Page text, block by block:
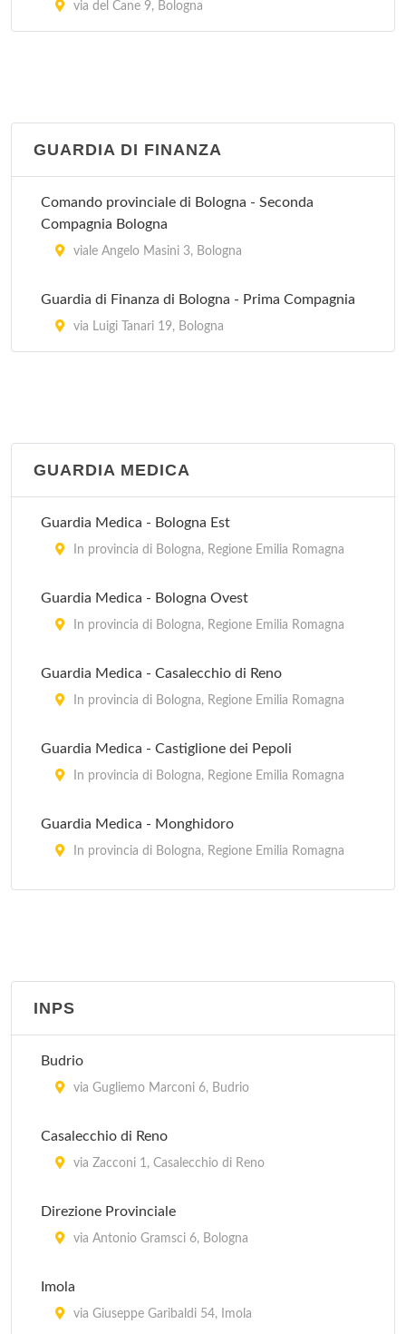
Villa Laura
via Emilia Levante 137, Bologna
Villa Torri
via del Cane 9, Bologna
GUARDIA DI FINANZA
Comando provinciale di Bologna - Seconda
Compagnia Bologna
viale Angelo Masini 3, Bologna
Guardia di Finanza di Bologna - Prima Compagnia
via Luigi Tanari 19, Bologna
GUARDIA MEDICA
Guardia Medica - Bologna Est
In provincia di Bologna, Regione Emilia Romagna
Guardia Medica - Bologna Ovest
In provincia di Bologna, Regione Emilia Romagna
Guardia Medica - Casalecchio di Reno
In provincia di Bologna, Regione Emilia Romagna
Guardia Medica - Castiglione dei Pepoli
In provincia di Bologna, Regione Emilia Romagna
Guardia Medica - Monghidoro
In provincia di Bologna, Regione Emilia Romagna
via Porrettana 216, Sasso Marconi
INPS
Budrio
via Gugliemo Marconi 6, Budrio
Casalecchio di Reno
via Zacconi 1, Casalecchio di Reno
Direzione Provinciale
via Antonio Gramsci 6, Bologna
Imola
via Giuseppe Garibaldi 54, Imola